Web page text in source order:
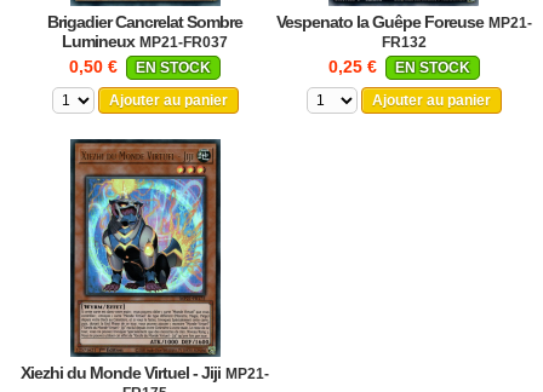
Brigadier Cancrelat Sombre
Lumineux MP21-FR037
0,50 €
EN STOCK
Ajouter au panier
Vespenato la Guêpe Foreuse MP21-
FR132
0,25 €
EN STOCK
Ajouter au panier
Xiezhi du Monde Virtuel - Jiji MP21-